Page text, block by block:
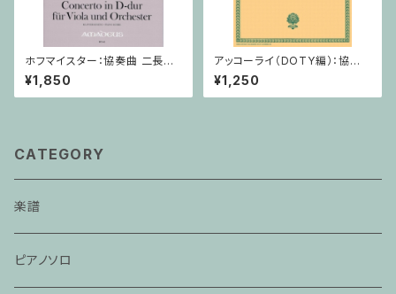
ホフマイスター：協奏曲 二長調
/ ヴィオラ・ピアノ
¥1,850
アッコーライ（DOTY編）：協奏
曲第1番 / ヴィオラ・ピアノ
¥1,250
CATEGORY
楽譜
ピアノソロ